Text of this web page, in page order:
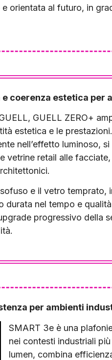
orientata al futuro, in
e coerenza estetica
GUELL ZERO+
estetica e le prestazioni.
nell’effetto luminoso,
vetrine retail alle
e il vetro temprato,
durata nel tempo e
progressivo della
per ambienti
SMART 3e è una
nei contesti industriali
lumen, combina